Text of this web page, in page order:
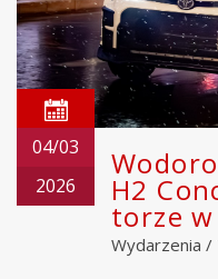
04/03
2026
H2
torze
Wydarzenia /